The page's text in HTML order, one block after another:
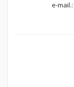
e-mail.: